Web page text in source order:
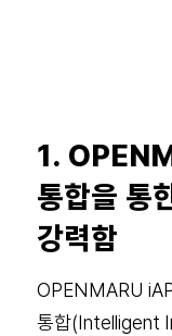
1.
통합을 통
강력함
OPENMARU
통합(Intelligent